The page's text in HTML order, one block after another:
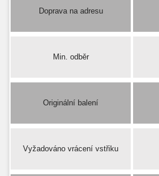
Doprava na adresu
Min. odběr
Originální balení
Vyžadováno vrácení vstřiku